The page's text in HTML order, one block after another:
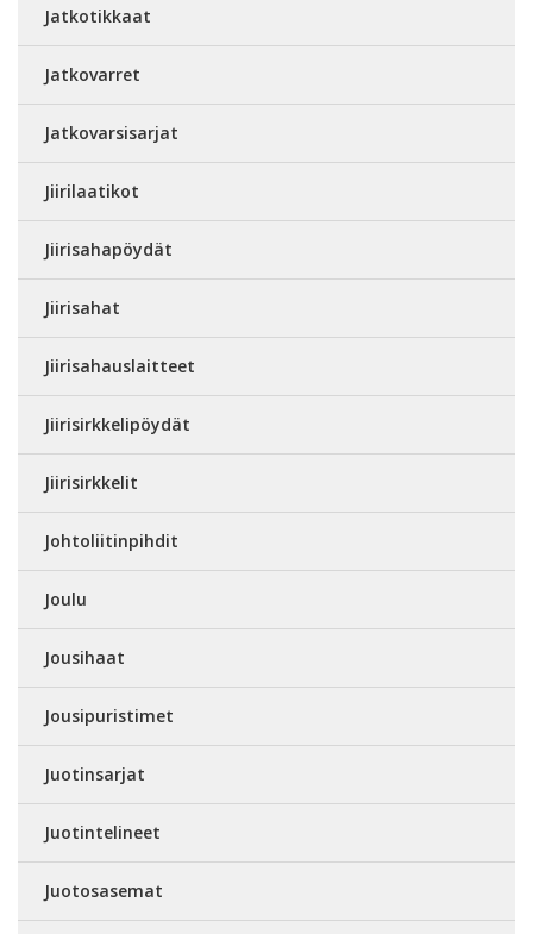
Jatkotikkaat
Jatkovarret
Jatkovarsisarjat
Jiirilaatikot
Jiirisahapöydät
Jiirisahat
Jiirisahauslaitteet
Jiirisirkkelipöydät
Jiirisirkkelit
Johtoliitinpihdit
Joulu
Jousihaat
Jousipuristimet
Juotinsarjat
Juotintelineet
Juotosasemat